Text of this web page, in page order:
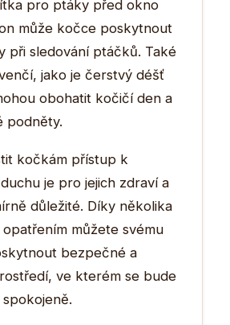
pro ptáky před okno
může kočce poskytnout
při sledování ptáčků. Také
jako je čerstvý déšť
obohatit kočičí den a
podněty.
kočkám přístup k
je pro jejich zdraví a
důležité. Díky několika
můžete svému
bezpečné a
ve kterém se bude